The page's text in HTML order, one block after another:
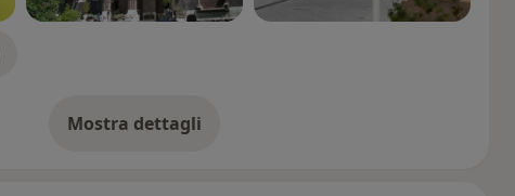
Mostra dettagli
sull'esperienza